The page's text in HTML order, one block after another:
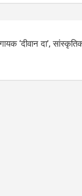
‘दीवान दा’,